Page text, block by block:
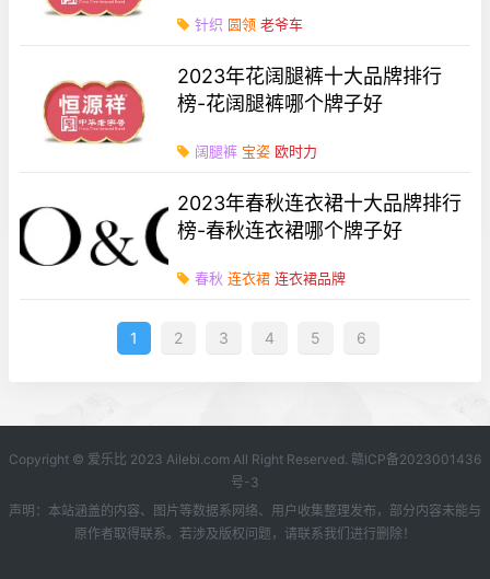
针织 圆领 老爷车
2023年花阔腿裤十大品牌排行
榜-花阔腿裤哪个牌子好
阔腿裤 宝姿 欧时力
2023年春秋连衣裙十大品牌排行
榜-春秋连衣裙哪个牌子好
春秋 连衣裙 连衣裙品牌
1 2 3 4 5 6
Copyright © 爱乐比 2023 Ailebi.com All Right Reserved. 赣ICP备2023001436
号-3
声明：本站涵盖的内容、图片等数据系网络、用户收集整理发布，部分内容未能与
原作者取得联系。若涉及版权问题，请联系我们进行删除！